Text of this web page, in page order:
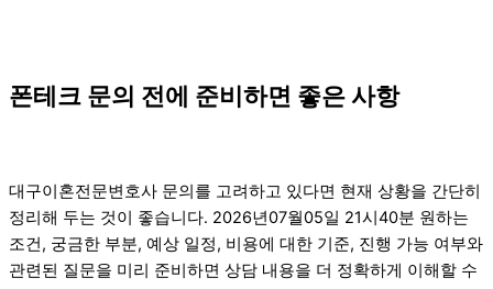
폰테크 문의 전에 준비하면 좋은 사항
대구이혼전문변호사 문의를 고려하고 있다면 현재 상황을 간단히
정리해 두는 것이 좋습니다. 2026년07월05일 21시40분 원하는
조건, 궁금한 부분, 예상 일정, 비용에 대한 기준, 진행 가능 여부와
관련된 질문을 미리 준비하면 상담 내용을 더 정확하게 이해할 수